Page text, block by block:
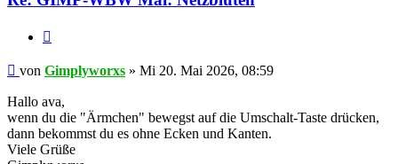
Beitrag
von Gimplyworxs » Mi 20. Mai 2026, 08:59
Hallo ava,
wenn du die "Ärmchen" bewegst auf die Umschalt-Taste drücken,
dann bekommst du es ohne Ecken und Kanten.
Viele Grüße